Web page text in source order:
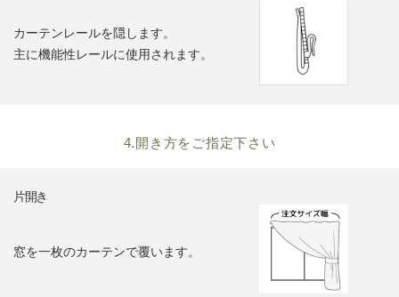
カーテンレールを隠します。
主に機能性レールに使用されます。
4.開き方をご指定下さい
片開き
窓を一枚のカーテンで覆います。